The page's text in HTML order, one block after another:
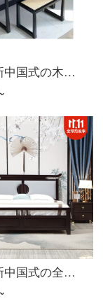
冠唐轩新中国式の木の化粧台の寝室には多機能化粧机の四角い腰掛けと鏡を組み合わせた民宿別荘の主な横になっている禅意の家具のオーダーメイドセット（化粧台＋四角い腰掛け）が収納されています。
冠唐軒新中国式の全実木ベッドは現代簡単で約1.8メートルのダブルベッドがあります。主な寝室は別荘の家具をセットしています。